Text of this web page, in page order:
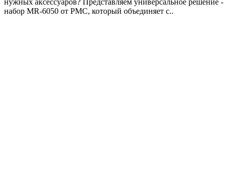
нужных аксессуаров? Представляем универсальное решение -
набор MR-6050 от РМС, который объединяет с..